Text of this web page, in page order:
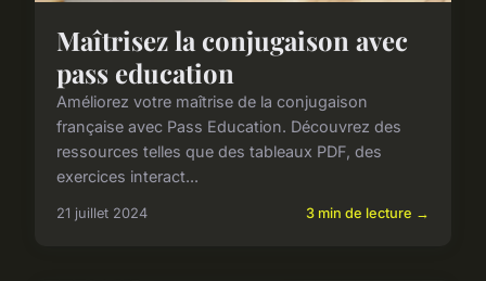
Maîtrisez la conjugaison avec
pass education
Améliorez votre maîtrise de la conjugaison
française avec Pass Education. Découvrez des
ressources telles que des tableaux PDF, des
exercices interact...
21 juillet 2024 3 min de lecture →